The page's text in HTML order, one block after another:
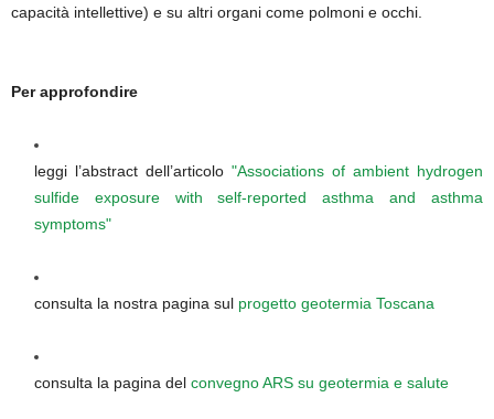
capacità intellettive) e su altri organi come polmoni e occhi.
Per approfondire
leggi l’abstract dell’articolo "Associations of ambient hydrogen
sulfide exposure with self-reported asthma and asthma
symptoms"
consulta la nostra pagina sul progetto geotermia Toscana
consulta la pagina del convegno ARS su geotermia e salute